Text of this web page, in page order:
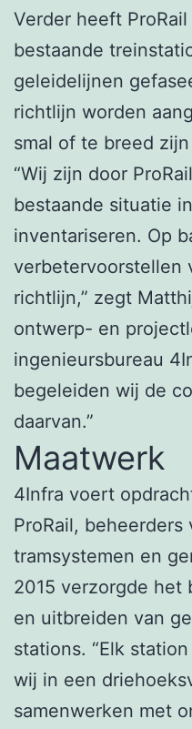
Verder heeft
bestaande
geleidelijnen
richtlijn worden
smal of te breed
“Wij zijn door
bestaande situatie
inventariseren. Op
verbetervoorstellen
richtlijn,” zegt
ontwerp- en
ingenieursbureau
begeleiden wij de
daarvan.”
Maatwerk
4Infra voert
ProRail,
tramsystemen en
2015 verzorgde het
en uitbreiden van
stations. “Elk
wij in een
samenwerken met